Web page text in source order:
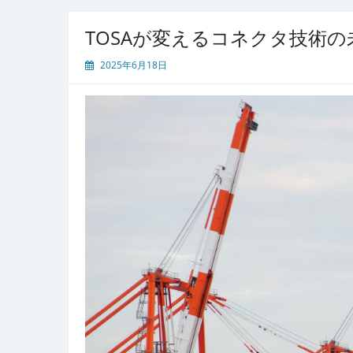
TOSAが変えるコネクタ技術の
2025年6月18日